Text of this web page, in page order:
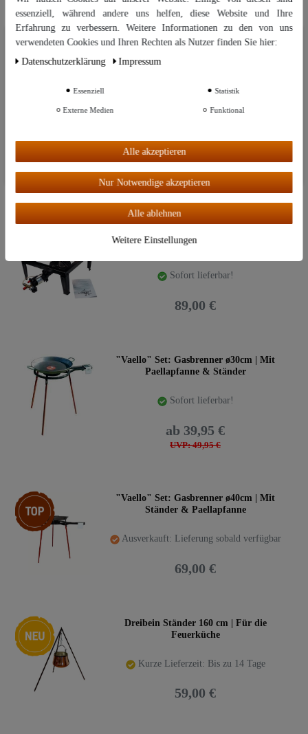
Ausverkauft: Lieferung sobald verfügbar
259,00 €
"CopperGarden®" Ständer | ø19 cm
Schmiedeeisen
UVP: 39,00 €
"Wehmann" 10,5 KW Hockerkocher |
Gasbrenner mit Zündsicherung
Sofort lieferbar!
89,00 €
"Vaello" Set: Gasbrenner ø30cm | Mit
Paellapfanne & Ständer
Sofort lieferbar!
UVP: 49,95 €
ab 39,95 €
Top-Artikel
"Vaello" Set: Gasbrenner ø40cm | Mit
Ständer & Paellapfanne
Ausverkauft: Lieferung sobald verfügbar
69,00 €
Neuheit
Dreibein Ständer 160 cm | Für die
Feuerküche
Kurze Lieferzeit: Bis zu 14 Tage
59,00 €
Wir nutzen Cookies auf unserer Website. Einige von diesen sind
zu verbessern. Weitere Informationen zu den von uns verwendeten
und unserem
Alle akzeptieren
essenziell, während andere uns helfen, diese Website und Ihre
Erfahrung zu verbessern. Weitere Informationen zu den von uns
verwendeten Cookies und Ihren Rechten als Nutzer finden Sie hier:
Daten­schutz­erklärung
Impressum
Essenziell Statistik
Externe Medien Funktional
Alle akzeptieren
Nur Notwendige akzeptieren
Alle ablehnen
Weitere Einstellungen